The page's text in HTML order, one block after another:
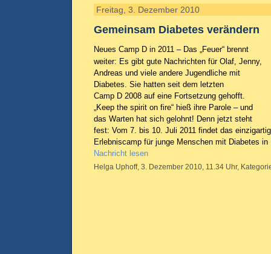
Freitag, 3. Dezember 2010
Gemeinsam Diabetes verändern
Neues Camp D in 2011 – Das „Feuer“ brennt
weiter: Es gibt gute Nachrichten für Olaf, Jenny,
Andreas und viele andere Jugendliche mit
Diabetes. Sie hatten seit dem letzten
Camp D 2008 auf eine Fortsetzung gehofft.
„Keep the spirit on fire“ hieß ihre Parole – und
das Warten hat sich gelohnt! Denn jetzt steht
fest: Vom 7. bis 10. Juli 2011 findet das
Erlebniscamp für junge Menschen mit Diabetes
Nachricht lesen
Helga Uphoff, 3. Dezember 2010, 11.34 Uhr,